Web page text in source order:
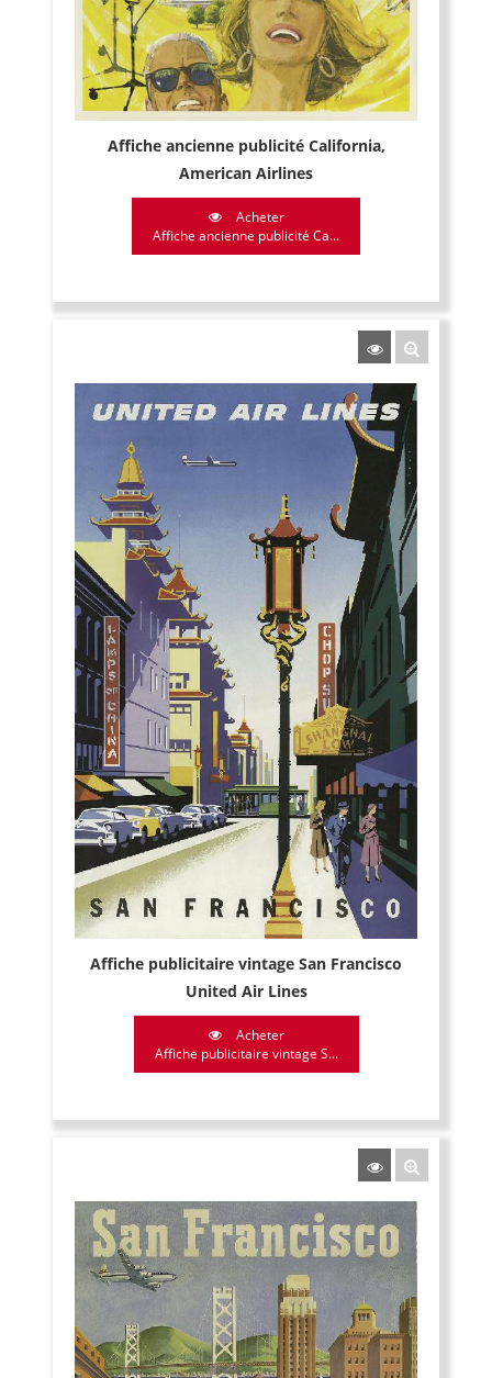
Affiche ancienne publicité California,
American Airlines
Acheter
Affiche ancienne publicité Ca...
Affiche publicitaire vintage San Francisco
United Air Lines
Acheter
Affiche publicitaire vintage S...